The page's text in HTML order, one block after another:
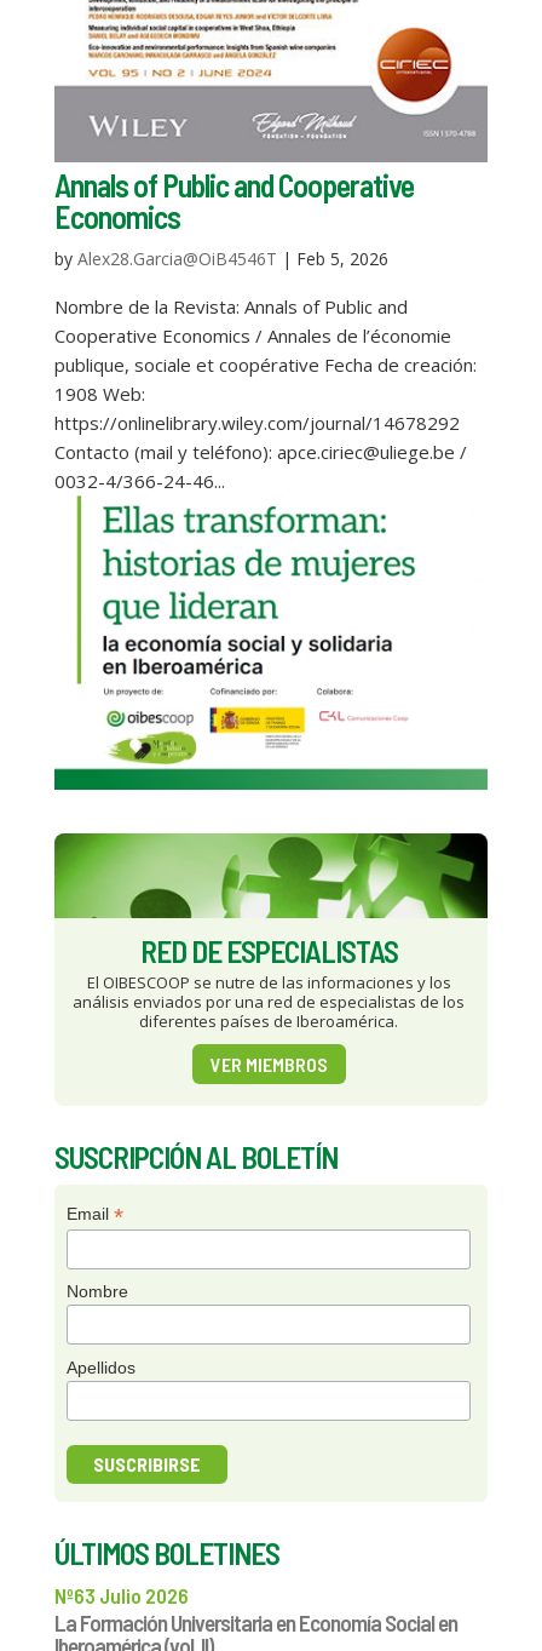
Annals of Public and Cooperative
Economics
by Alex28.Garcia@OiB4546T | Feb 5, 2026
Nombre de la Revista: Annals of Public and
Cooperative Economics / Annales de l’économie
publique, sociale et coopérative Fecha de creación:
1908 Web:
https://onlinelibrary.wiley.com/journal/14678292
Contacto (mail y teléfono): apce.ciriec@uliege.be /
0032-4/366-24-46...
RED DE ESPECIALISTAS
El OIBESCOOP se nutre de las informaciones y los
análisis enviados por una red de especialistas de los
diferentes países de Iberoamérica.
VER MIEMBROS
SUSCRIPCIÓN AL BOLETÍN
Email *
Nombre
Apellidos
ÚLTIMOS BOLETINES
Nº63 Julio 2026
La Formación Universitaria en Economía Social en